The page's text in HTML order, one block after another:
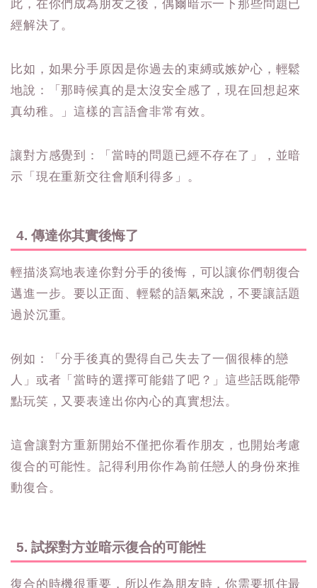
此，在你們成為朋友之後，偶爾暗示一下那些問題已
經解決了。
比如，如果分手原因是你過去的束縛或嫉妒心，輕鬆
地說：「那時候真的是太沒安全感了，現在回想起來
真幼稚。」這樣的言語會非常有效。
讓對方感覺到：「當時的問題已經不存在了」，並暗
示「現在重新交往會順利得多」。
4. 傳達你其實後悔了
輕描淡寫地表達你對分手的後悔，可以讓你們朝復合
邁進一步。要以正面、輕鬆的語氣來說，不要讓話題
過於沉重。
例如：「分手後真的覺得自己失去了一個很棒的戀
人」或者「當時的選擇可能錯了吧？」這些話既能帶
點玩笑，又要表達出你內心的真實想法。
這會讓對方重新開始不僅把你看作朋友，也開始考慮
復合的可能性。記得利用你作為前任戀人的身份來推
動復合。
5. 試探對方並暗示復合的可能性
復合的時機很重要，所以作為朋友時，你需要抓住最